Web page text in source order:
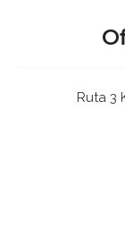
Ruta 3